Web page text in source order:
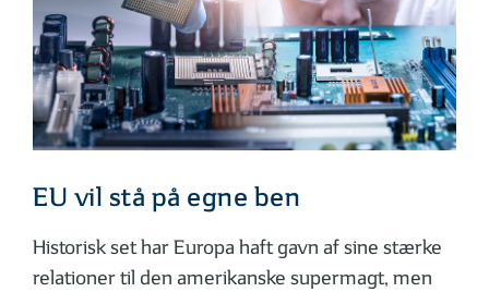
EU vil stå på egne ben
Historisk set har Europa haft gavn af sine stærke
relationer til den amerikanske supermagt, men